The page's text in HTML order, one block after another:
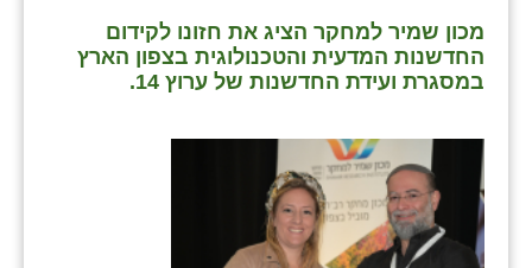
מכון שמיר למחקר הציג את חזונו לקידום
החדשנות המדעית והטכנולוגית בצפון הארץ
במסגרת ועידת החדשנות של ערוץ 14.
תלמי יוסף
בוסתן הגליל